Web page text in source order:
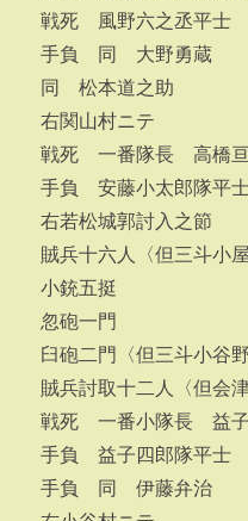
戦死 風野六之丞平士
手負 同 大野勇蔵
同 松本道之助
右関山村ニテ
戦死 一番隊長 高橋
手負 安藤小太郎隊平
右若松城郭討入之節
賊兵十六人〈但三斗小
小銃五挺
忽砲一門
臼砲二門〈但三斗小谷
賊兵討取十二人〈但会
戦死 一番小隊長 益
手負 益子四郎隊平士
手負 同 伊藤弁治